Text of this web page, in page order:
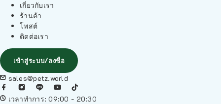
เกี่ยวกับเรา
ร้านค้า
โพสต์
ติดต่อเรา
เข้าสู่ระบบ/ลงชื่อ
sales@petz.world
เวลาทำการ: 09:00 - 20:30